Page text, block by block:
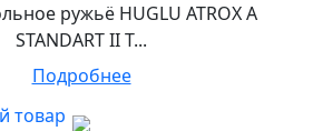
ружьё HUGLU ATROX A
STANDART II T...
Подробнее
товар